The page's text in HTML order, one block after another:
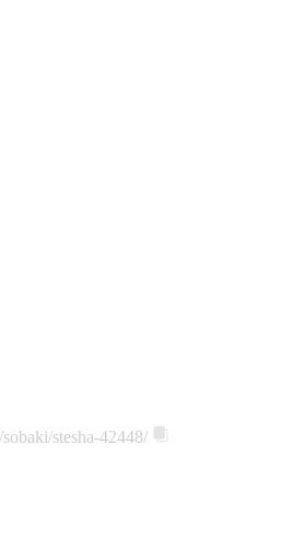
stesha-42448/